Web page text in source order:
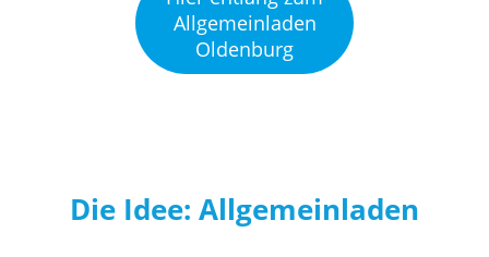
Allgemeinladen
Oldenburg
Die Idee: Allgemeinladen